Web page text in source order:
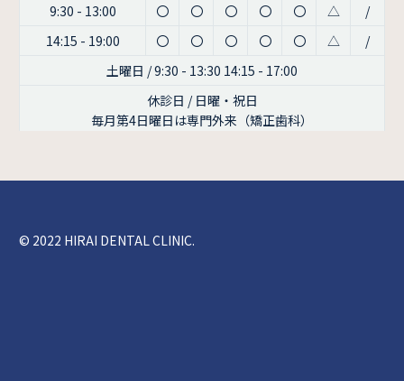
9:30 - 13:00
〇 〇 〇 〇 〇 △
/
14:15 - 19:00
〇 〇 〇 〇 〇 △
/
土曜日 / 9:30 - 13:30 14:15 - 17:00
休診日 / 日曜・祝日
毎月第4日曜日は専門外来（矯正歯科）
© 2022 HIRAI DENTAL CLINIC.